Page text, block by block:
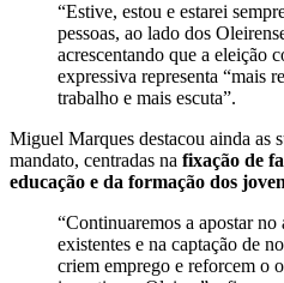
“Estive, estou e estarei
pessoas, ao lado dos
acrescentando que a eleição
expressiva representa “mais
trabalho e mais escuta”.
Miguel Marques destacou ainda as
mandato, centradas na fixação de
educação e da formação dos
“Continuaremos a apostar no
existentes e na captação de
criem emprego e reforcem o